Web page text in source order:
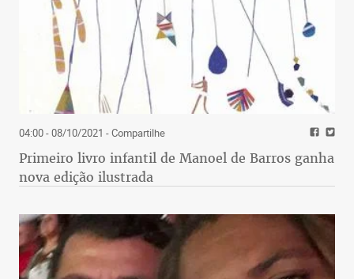
04:00 - 08/10/2021 - Compartilhe
Primeiro livro infantil de Manoel de Barros ganha
nova edição ilustrada